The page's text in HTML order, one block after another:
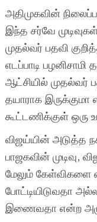
அதிமுகவின்
இந்த சர்வே
முதல்வர் பதவி
எடப்பாடி
ஆட்சியில்
தயாராக இருக்குமா
கூட்டணிக்குள் ஒரு
விஜய்யின் அடுத்த
பாஜகவின் முடிவு,
மேலும் கேள்விகளை
போட்டியிடுவதா
இணைவதா என்ற